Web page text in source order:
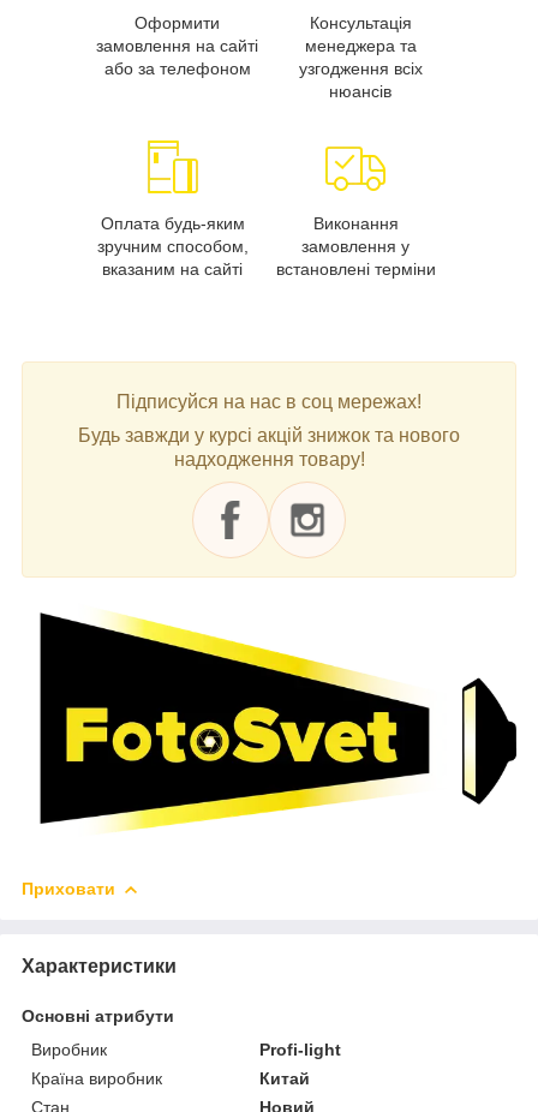
Оформити
замовлення на сайті
або за телефоном
Консультація
менеджера та
узгодження всіх
нюансів
Оплата будь-яким
зручним способом,
вказаним на сайті
Виконання
замовлення у
встановлені терміни
Підписуйся на нас в соц мережах!
Будь завжди у курсі акцій знижок та нового
надходження товару!
Приховати
Характеристики
Основні атрибути
Виробник
Profi-light
Країна виробник
Китай
Стан
Новий